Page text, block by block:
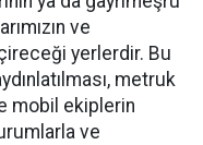
ve
yerlerdir. Bu
metruk
mobil ekiplerin
ve